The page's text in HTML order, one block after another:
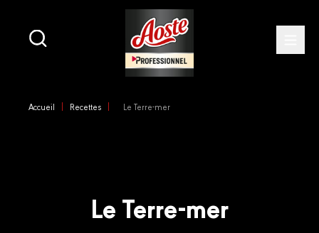
Accueil Recettes Le Terre-mer
Le Terre-mer